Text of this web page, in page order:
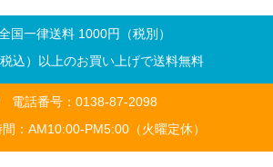
国一律送料 1000円（税別）
込）以上のお買い上げで送料無料
電話番号：0138-87-2098
：AM10:00-PM5:00（火曜定休）